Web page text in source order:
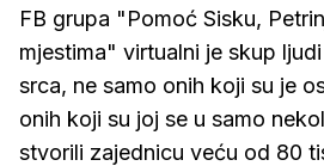
FB grupa "Pomoć Sisku,
mjestima" virtualni je skup
srca, ne samo onih koji su je
onih koji su joj se u samo
stvorili zajednicu veću od 80